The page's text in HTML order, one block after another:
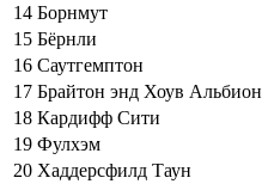
14 Борнмут
15 Бёрнли
16 Саутгемптон
17 Брайтон энд Хоув Альбион
18 Кардифф Сити
19 Фулхэм
20 Хаддерсфилд Таун